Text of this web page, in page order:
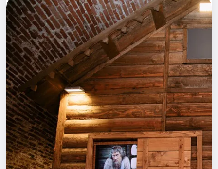
Выставки
Квесты
Экскурсии
Спорт
События
Города
Площадки